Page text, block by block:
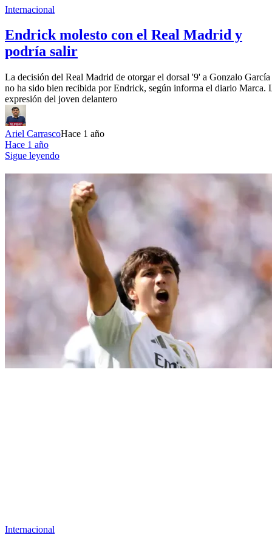
Internacional
Endrick molesto con el Real Madrid y
podría salir
La decisión del Real Madrid de otorgar el dorsal '9' a Gonzalo García
no ha sido bien recibida por Endrick, según informa el diario Marca.
expresión del joven delantero
Ariel CarrascoHace 1 año
Hace 1 año
Sigue leyendo
Internacional